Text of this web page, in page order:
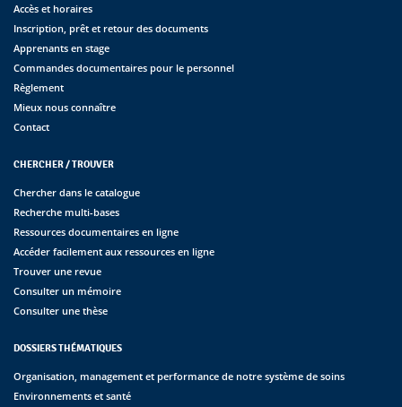
Accès et horaires
Inscription, prêt et retour des documents
Apprenants en stage
Commandes documentaires pour le personnel
Règlement
Mieux nous connaître
Contact
CHERCHER / TROUVER
Chercher dans le catalogue
Recherche multi-bases
Ressources documentaires en ligne
Accéder facilement aux ressources en ligne
Trouver une revue
Consulter un mémoire
Consulter une thèse
DOSSIERS THÉMATIQUES
Organisation, management et performance de notre système de soins
Environnements et santé